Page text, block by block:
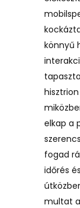
könnyű
elkap a
fogad
időrés
multat